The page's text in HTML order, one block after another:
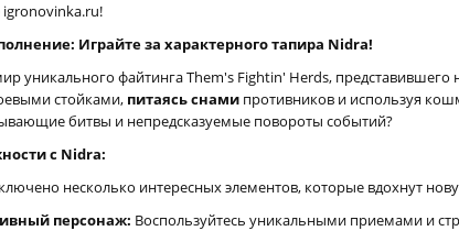
Играйте за характерного тапира Nidra!
уникального файтинга Them's Fightin' Herds,
стойками, питаясь снами противников и используя
битвы и непредсказуемые повороты событий?
с Nidra:
несколько интересных элементов, которые вдохнут
персонаж: Воспользуйтесь уникальными приемами и